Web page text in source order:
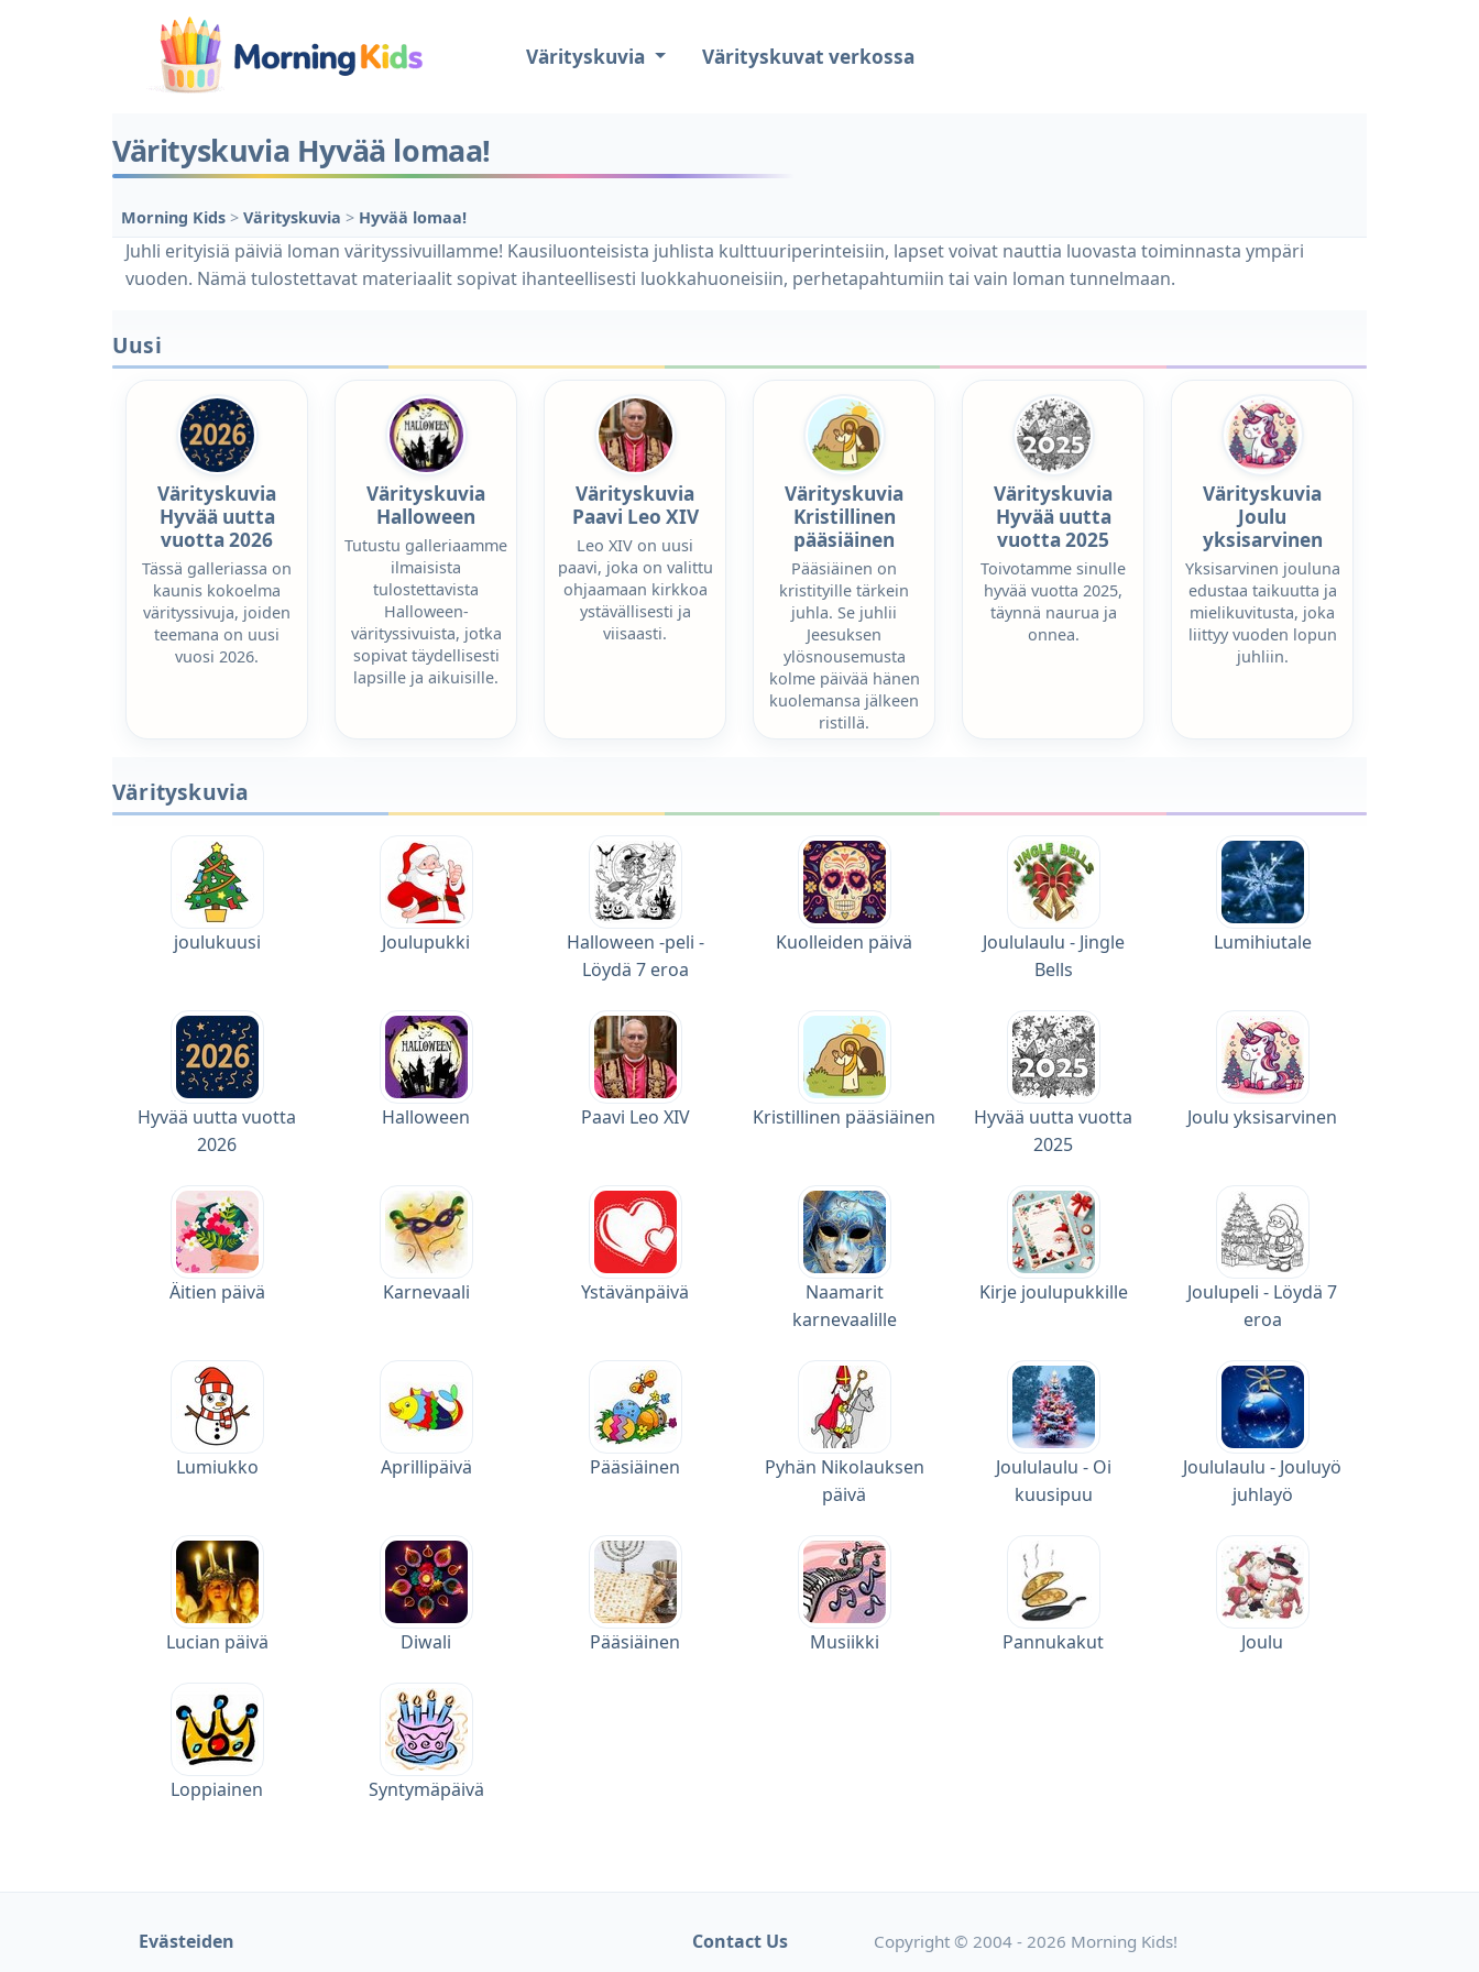
Värityskuvia Värityskuvat verkossa
Värityskuvia Hyvää lomaa!
Morning Kids > Värityskuvia > Hyvää lomaa!
Juhli erityisiä päiviä loman värityssivuillamme! Kausiluonteisista juhlista kulttuuriperinteisiin, lapset voivat nauttia luovasta toiminnasta ympäri
vuoden. Nämä tulostettavat materiaalit sopivat ihanteellisesti luokkahuoneisiin, perhetapahtumiin tai vain loman tunnelmaan.
Uusi
Värityskuvia
Hyvää uutta
vuotta 2026
Tässä galleriassa on
kaunis kokoelma
värityssivuja, joiden
teemana on uusi
vuosi 2026.
Värityskuvia
Halloween
Tutustu galleriaamme
ilmaisista
tulostettavista
Halloween-
värityssivuista, jotka
sopivat täydellisesti
lapsille ja aikuisille.
Värityskuvia
Paavi Leo XIV
Leo XIV on uusi
paavi, joka on valittu
ohjaamaan kirkkoa
ystävällisesti ja
viisaasti.
Värityskuvia
Kristillinen
pääsiäinen
Pääsiäinen on
kristityille tärkein
juhla. Se juhlii
Jeesuksen
ylösnousemusta
kolme päivää hänen
kuolemansa jälkeen
ristillä.
Värityskuvia
Hyvää uutta
vuotta 2025
Toivotamme sinulle
hyvää vuotta 2025,
täynnä naurua ja
onnea.
Värityskuvia
Joulu
yksisarvinen
Yksisarvinen jouluna
edustaa taikuutta ja
mielikuvitusta, joka
liittyy vuoden lopun
juhliin.
Värityskuvia
joulukuusi Joulupukki
Halloween -peli -
Löydä 7 eroa
Kuolleiden päivä
Joululaulu - Jingle
Bells
Lumihiutale
Hyvää uutta vuotta
2026
Halloween Paavi Leo XIV Kristillinen pääsiäinen
Hyvää uutta vuotta
2025
Joulu yksisarvinen
Äitien päivä Karnevaali Ystävänpäivä
Naamarit
karnevaalille
Kirje joulupukkille
Joulupeli - Löydä 7
eroa
Lumiukko Aprillipäivä Pääsiäinen
Pyhän Nikolauksen
päivä
Joululaulu - Oi
kuusipuu
Joululaulu - Jouluyö
juhlayö
Lucian päivä Diwali Pääsiäinen Musiikki Pannukakut Joulu
Loppiainen Syntymäpäivä
Evästeiden Contact Us Copyright © 2004 - 2026 Morning Kids!